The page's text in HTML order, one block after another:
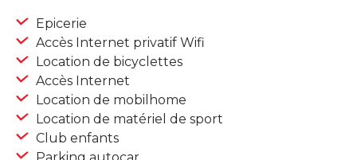
Epicerie
Accès Internet privatif Wifi
Location de bicyclettes
Accès Internet
Location de mobilhome
Location de matériel de sport
Club enfants